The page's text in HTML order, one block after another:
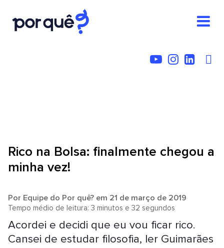
Rico na Bolsa: finalmente chegou a
minha vez!
Por Equipe do Por quê? em 21 de março de 2019
Tempo médio de leitura: 3 minutos e 32 segundos
Acordei e decidi que eu vou ficar rico.
Cansei de estudar filosofia, ler Guimarães